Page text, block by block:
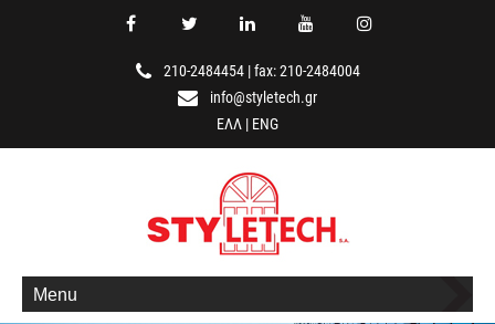
210-2484454|fax: 210-2484004
info@styletech.gr
ΕΛΛ | ENG
Menu